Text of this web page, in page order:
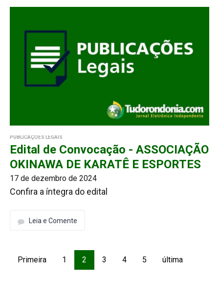
PUBLICAÇÕES LEGAIS
Edital de Convocação - ASSOCIAÇÃO
OKINAWA DE KARATÊ E ESPORTES
17 de dezembro de 2024
Confira a íntegra do edital
Leia e Comente
Primeira 1 2 3 4 5 última